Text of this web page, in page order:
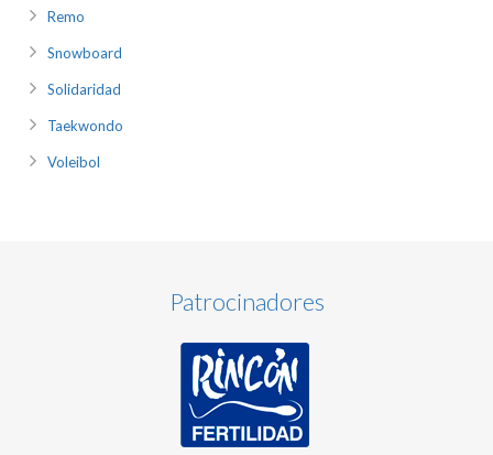
Remo
Snowboard
Solidaridad
Taekwondo
Voleibol
Patrocinadores